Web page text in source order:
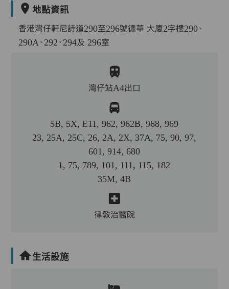
地點資訊
香港灣仔軒尼詩道290至296號德華 大廈2字樓290、
290A、292、294及 296室
灣仔站A4出口
5B, 5X, E11, 962, 962B, 968, 969
23, 25A, 25C, 26, 2A, 2X, 37A, 75, 90, 97,
601, 914, 680
1, 75, 789, 101, 111, 115, 182
35M, 4B
律敦治醫院
生活設施